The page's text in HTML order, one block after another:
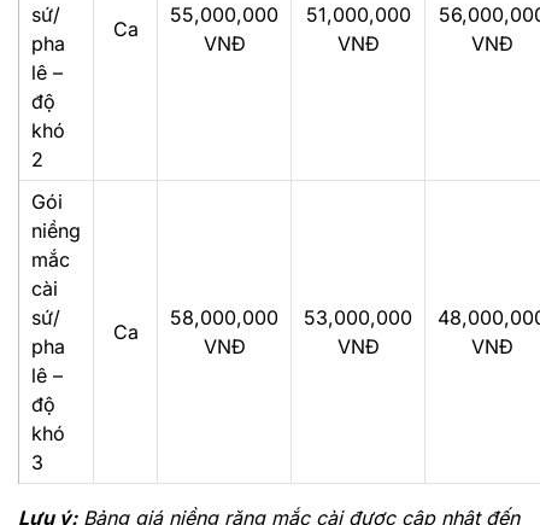
sứ/
pha
lê –
độ
khó
2
Ca
55,000,000
VNĐ
51,000,000
VNĐ
VNĐ
Gói
niềng
mắc
cài
sứ/
pha
lê –
độ
khó
3
Ca
58,000,000
VNĐ
53,000,000
VNĐ
VNĐ
Lưu ý:Bảng giá niềng răng mắc cài được cập nhật đến